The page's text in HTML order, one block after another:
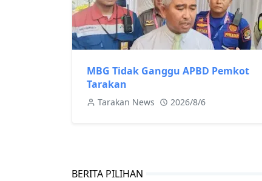
MBG Tidak Ganggu APBD Pemkot
Tarakan
Tarakan News 2026/8/6
BERITA PILIHAN